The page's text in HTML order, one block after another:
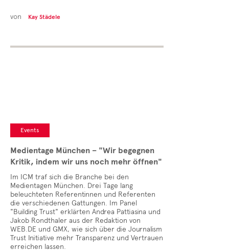
von Kay Städele
Events
Medientage München – "Wir begegnen
Kritik, indem wir uns noch mehr öffnen"
Im ICM traf sich die Branche bei den
Medientagen München. Drei Tage lang
beleuchteten Referentinnen und Referenten
die verschiedenen Gattungen. Im Panel
"Building Trust" erklärten Andrea Pattiasina und
Jakob Rondthaler aus der Redaktion von
WEB.DE und GMX, wie sich über die Journalism
Trust Initiative mehr Transparenz und Vertrauen
erreichen lassen.